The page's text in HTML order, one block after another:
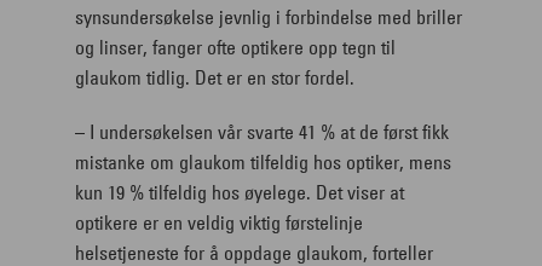
synsundersøkelse jevnlig i forbindelse med briller
og linser, fanger ofte optikere opp tegn til
glaukom tidlig. Det er en stor fordel.
– I undersøkelsen vår svarte 41 % at de først fikk
mistanke om glaukom tilfeldig hos optiker, mens
kun 19 % tilfeldig hos øyelege. Det viser at
optikere er en veldig viktig førstelinje
helsetjeneste for å oppdage glaukom, forteller